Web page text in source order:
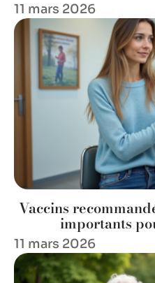
11 mars 2026
Vaccins
importants
11 mars 2026